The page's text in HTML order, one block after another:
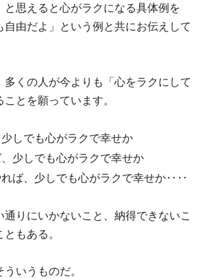
と思えると心がラクになる具体例を
自由だよ」という例と共にお伝えして
くの人が今よりも「心をラクにして
とを願っています。
しでも心がラクで幸せか
少しでも心がラクで幸せか
れば、少しでも心がラクで幸せか‥‥
りにいかないこと、納得できないこ
もある。
いうものだ。